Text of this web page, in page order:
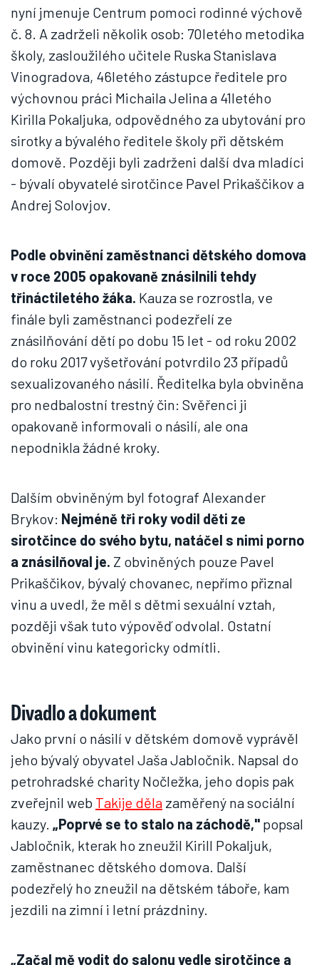
nyní jmenuje Centrum pomoci rodinné výchově
č. 8. A zadrželi několik osob: 70letého metodika
školy, zasloužilého učitele Ruska Stanislava
Vinogradova, 46letého zástupce ředitele pro
výchovnou práci Michaila Jelina a 41letého
Kirilla Pokaljuka, odpovědného za ubytování pro
sirotky a bývalého ředitele školy při dětském
domově. Později byli zadrženi další dva mladíci
- bývalí obyvatelé sirotčince Pavel Prikaščikov a
Andrej Solovjov.
Podle obvinění zaměstnanci dětského domova
v roce 2005 opakovaně znásilnili tehdy
třináctiletého žáka. Kauza se rozrostla, ve
finále byli zaměstnanci podezřelí ze
znásilňování dětí po dobu 15 let - od roku 2002
do roku 2017 vyšetřování potvrdilo 23 případů
sexualizovaného násilí. Ředitelka byla obviněna
pro nedbalostní trestný čin: Svěřenci ji
opakovaně informovali o násilí, ale ona
nepodnikla žádné kroky.
Dalším obviněným byl fotograf Alexander
Brykov: Nejméně tři roky vodil děti ze
sirotčince do svého bytu, natáčel s nimi porno
a znásilňoval je. Z obviněných pouze Pavel
Prikaščikov, bývalý chovanec, nepřímo přiznal
vinu a uvedl, že měl s dětmi sexuální vztah,
později však tuto výpověď odvolal. Ostatní
obvinění vinu kategoricky odmítli.
Divadlo a dokument
Jako první o násilí v dětském domově vyprávěl
jeho bývalý obyvatel Jaša Jabločnik. Napsal do
petrohradské charity Nočležka, jeho dopis pak
zveřejnil web Takije děla zaměřený na sociální
kauzy. „Poprvé se to stalo na záchodě," popsal
Jabločnik, kterak ho zneužil Kirill Pokaljuk,
zaměstnanec dětského domova. Další
podezřelý ho zneužil na dětském táboře, kam
jezdili na zimní i letní prázdniny.
„Začal mě vodit do salonu vedle sirotčince a